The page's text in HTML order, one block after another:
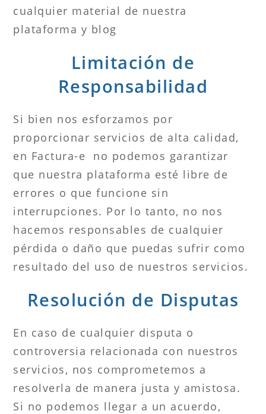
cualquier material de nuestra
plataforma y blog
Limitación de
Responsabilidad
Si bien nos esforzamos por
proporcionar servicios de alta calidad,
en Factura-e no podemos garantizar
que nuestra plataforma esté libre de
errores o que funcione sin
interrupciones. Por lo tanto, no nos
hacemos responsables de cualquier
pérdida o daño que puedas sufrir como
resultado del uso de nuestros servicios.
Resolución de Disputas
En caso de cualquier disputa o
controversia relacionada con nuestros
servicios, nos comprometemos a
resolverla de manera justa y amistosa.
Si no podemos llegar a un acuerdo,